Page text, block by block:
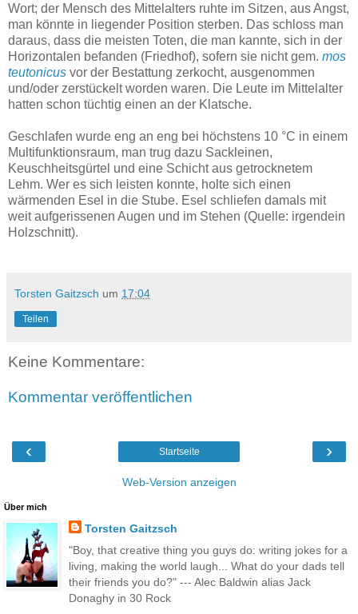
Wort; der Mensch des Mittelalters ruhte im Sitzen, aus Angst,
man könnte in liegender Position sterben. Das schloss man
daraus, dass die meisten Toten, die man kannte, sich in der
Horizontalen befanden (Friedhof), sofern sie nicht gem. mos
teutonicus vor der Bestattung zerkocht, ausgenommen
und/oder zerstückelt worden waren. Die Leute im Mittelalter
hatten schon tüchtig einen an der Klatsche.
Geschlafen wurde eng an eng bei höchstens 10 °C in einem
Multifunktionsraum, man trug dazu Sackleinen,
Keuschheitsgürtel und eine Schicht aus getrocknetem
Lehm. Wer es sich leisten konnte, holte sich einen
wärmenden Esel in die Stube. Esel schliefen damals mit
weit aufgerissenen Augen und im Stehen (Quelle: irgendein
Holzschnitt).
Torsten Gaitzsch um 17:04
Teilen
Keine Kommentare:
Kommentar veröffentlichen
‹ ›
Startseite
Web-Version anzeigen
Über mich
Torsten Gaitzsch
"Boy, that creative thing you guys do: writing jokes for a
living, making the world laugh... What do your dads tell
their friends you do?" --- Alec Baldwin alias Jack
Donaghy in 30 Rock